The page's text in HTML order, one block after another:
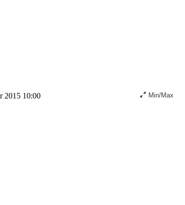
2015 10:00 Min/Max